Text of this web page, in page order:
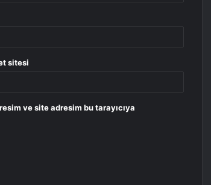
sitesi
ve site adresim bu tarayıcıya